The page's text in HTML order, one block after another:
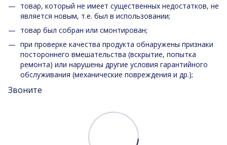
товар, который не имеет существенных недостатков, не
является новым, т.е. был в использовании;
товар был собран или смонтирован;
при проверке качества продукта обнаружены признаки
постороннего вмешательства (вскрытие, попытка
ремонта) или нарушены другие условия гарантийного
обслуживания (механические повреждения и др.);
Звоните